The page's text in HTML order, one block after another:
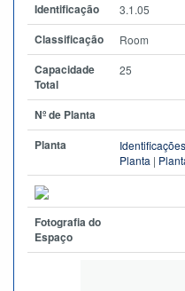
Identificação 3.1.05
Classificação Room
Capacidade
Total
25
Nº de Planta
Planta
Identificações
Planta |
Fotografia do
Espaço